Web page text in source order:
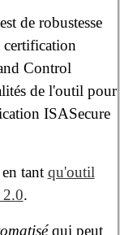
de robustesse
certification
Control
de l'outil pour
ISASecure
tant qu'outil
.
qui peut